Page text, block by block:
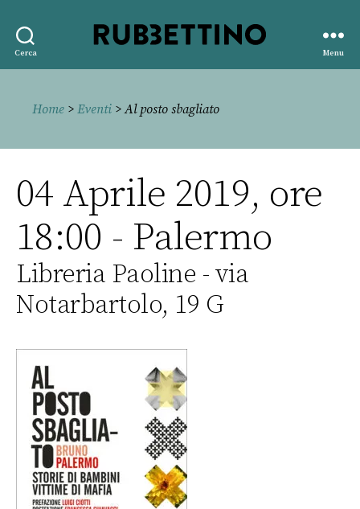
Cerca
editore
Menu
Home > Eventi > Al posto sbagliato
04 Aprile 2019, ore
18:00 - Palermo
Libreria Paoline - via
Notarbartolo, 19 G